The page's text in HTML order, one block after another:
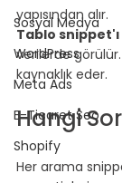
Sosyal Medya
WordPress
Meta Ads
E-Ticaret Seo
Shopify
yapısından alır.
Tablo snippet'ı
verilerde
kaynaklık eder.
⠀
Hangi
⠀
Her arama